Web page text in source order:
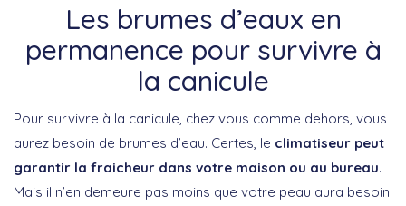
Les brumes d’eaux en
permanence pour survivre à
la canicule
Pour survivre à la canicule, chez vous comme dehors, vous
aurez besoin de brumes d’eau. Certes, le climatiseur peut
garantir la fraicheur dans votre maison ou au bureau.
Mais il n’en demeure pas moins que votre peau aura besoin